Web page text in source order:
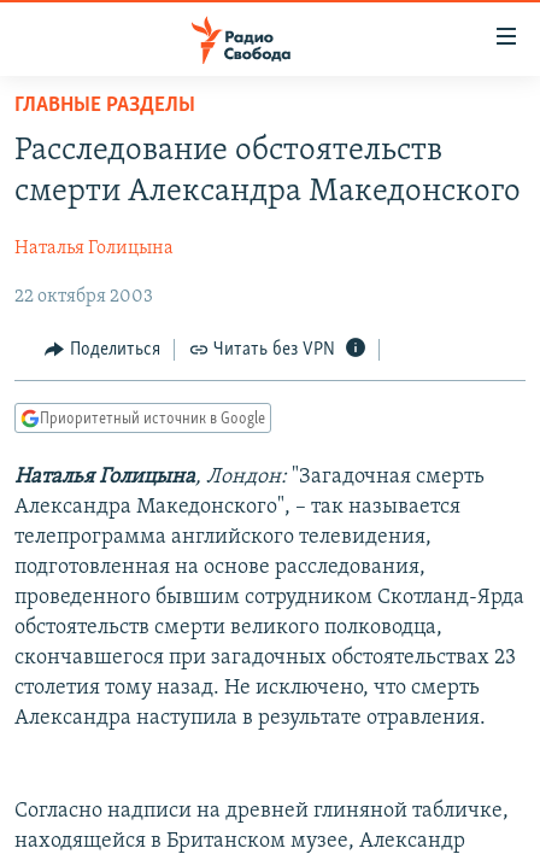
упрощенного
доступа
основному
Вернутся
главной
навигации
Вернутся
поиску
ПОДКАСТЫ
АВТОРСКИЕ ПРОЕКТЫ
ЦИТАТЫ СВОБОДЫ
МНЕНИЯ
КУЛЬТУРА
IDEL.РЕАЛИИ
КАВКАЗ.РЕАЛИИ
СЕВЕР.РЕАЛИИ
СИБИРЬ.РЕАЛИИ
РАСПИСАНИЕ ВЕЩАНИЯ
ПОДПИШИТЕСЬ НА РАССЫЛКУ
Все сайты РСЕ/РС
ГЛАВНЫЕ РАЗДЕЛЫ
Расследование обстоятельств
смерти Александра Македонского
Наталья Голицына
22 октября 2003
Поделиться Читать без VPN
Приоритетный источник в Google
Наталья Голицына, Лондон:"Загадочная смерть
Александра Македонского", – так называется
телепрограмма английского телевидения,
подготовленная на основе расследования,
проведенного бывшим сотрудником Скотланд-Ярда
обстоятельств смерти великого полководца,
скончавшегося при загадочных обстоятельствах 23
столетия тому назад. Не исключено, что смерть
Александра наступила в результате отравления.
Согласно надписи на древней глиняной табличке,
находящейся в Британском музее, Александр